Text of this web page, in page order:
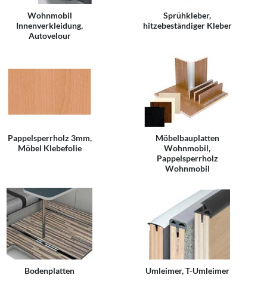
Wohnmobil
Innenverkleidung,
Autovelour
Sprühkleber,
hitzebeständiger Kleber
Pappelsperrholz 3mm,
Möbel Klebefolie
Möbelbauplatten
Wohnmobil,
Pappelsperrholz
Wohnmobil
Bodenplatten Umleimer, T-Umleimer